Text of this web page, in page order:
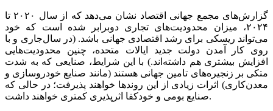
گزارش‌‌‌های مجمع جهانی اقتصاد نشان می‌دهد که از سال ۲۰۲۰ تا
۲۰۲۴، میزان محدودیت‌های تجاری دوبرابر شده است که خود
می‌تواند ریسکی برای رشد اقتصادی جهانی باشد. (در سال‌جاری و با
روی کار آمدن دولت جدید ایالات متحده، چنین محدودیت‌هایی
افزایش بیشتری هم داشته‌‌‌اند.) با این شرایط، صنایعی که به شدت
متکی بر زنجیره‌‌‌های تامین جهانی هستند (مانند صنایع خودروسازی و
معدن‌کاری) اثرات زیادی از این روندها خواهند پذیرفت؛ در حالی که
صنایع بومی و خودکفا اثرپذیری کمتری خواهند داشت.